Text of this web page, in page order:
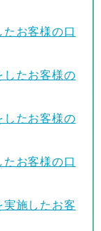
お客様の口
たお客様の
たお客様の
お客様の口
施したお客